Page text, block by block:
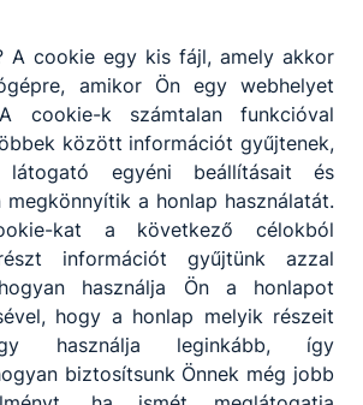
Partnereink
A cookie egy kis fájl, amely akkor
amikor Ön egy webhelyet
cookie-k számtalan funkcióval
között információt gyűjtenek,
egyéni beállításait és
megkönnyítik a honlap használatát.
kat a következő célokból
információt gyűjtünk azzal
használja Ön a honlapot
hogy a honlap melyik részeit
használja leginkább, így
biztosítsunk Önnek még jobb